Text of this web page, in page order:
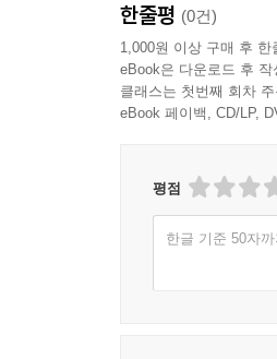
한줄평 (0건)
1,000원 이상 구매 후 한
eBook은 다운로드 후
클래스는 첫번째 회차
eBook 페이백, CD/LP,
평점
한글 기준 50자